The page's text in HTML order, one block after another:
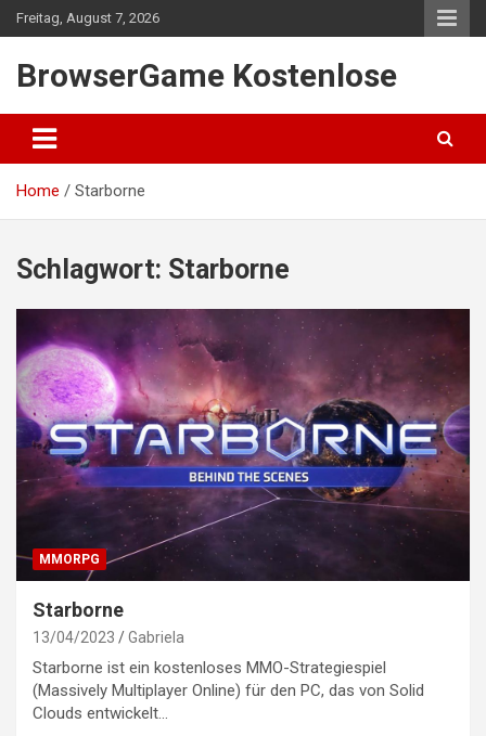
Skip
to
Freitag, August 7, 2026
BrowserGame Kostenlose
Home Starborne
Schlagwort: Starborne
MMORPG
Starborne
13/04/2023 Gabriela
Starborne ist ein kostenloses MMO-Strategiespiel
(Massively Multiplayer Online) für den PC, das von Solid
Clouds entwickelt…